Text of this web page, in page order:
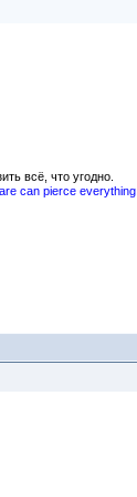
всё, что угодно.
can pierce everything.